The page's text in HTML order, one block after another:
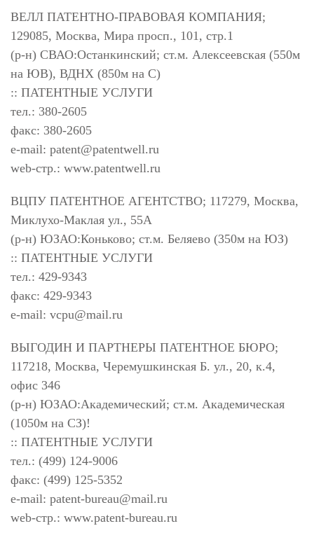
ВЕЛЛ ПАТЕНТНО-ПРАВОВАЯ КОМПАНИЯ;
129085, Москва, Мира просп., 101, стр.1
(р-н) СВАО:Останкинский; ст.м. Алексеевская (550м
на ЮВ), ВДНХ (850м на С)
:: ПАТЕНТНЫЕ УСЛУГИ
тел.: 380-2605
факс: 380-2605
e-mail: patent@patentwell.ru
web-стр.: www.patentwell.ru
ВЦПУ ПАТЕНТНОЕ АГЕНТСТВО; 117279, Москва,
Миклухо-Маклая ул., 55А
(р-н) ЮЗАО:Коньково; ст.м. Беляево (350м на ЮЗ)
:: ПАТЕНТНЫЕ УСЛУГИ
тел.: 429-9343
факс: 429-9343
e-mail: vcpu@mail.ru
ВЫГОДИН И ПАРТНЕРЫ ПАТЕНТНОЕ БЮРО;
117218, Москва, Черемушкинская Б. ул., 20, к.4,
офис 346
(р-н) ЮЗАО:Академический; ст.м. Академическая
(1050м на СЗ)!
:: ПАТЕНТНЫЕ УСЛУГИ
тел.: (499) 124-9006
факс: (499) 125-5352
e-mail: patent-bureau@mail.ru
web-стр.: www.patent-bureau.ru